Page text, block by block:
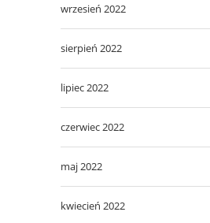
wrzesień 2022
sierpień 2022
lipiec 2022
czerwiec 2022
maj 2022
kwiecień 2022